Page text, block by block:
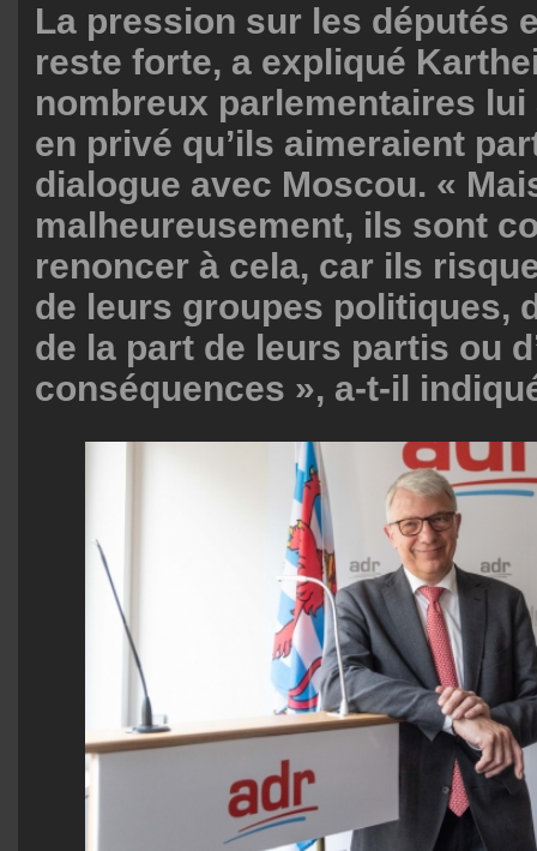
La pression sur les députés
reste forte, a expliqué
nombreux parlementaires
en privé qu’ils aimeraient
dialogue avec Moscou. «
malheureusement, ils sont
renoncer à cela, car ils
de leurs groupes politiques,
de la part de leurs partis ou
conséquences », a-t-il